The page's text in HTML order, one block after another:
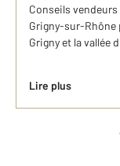
Conseils vendeurs
Grigny-sur-
Grigny et la vallée
Lire plus